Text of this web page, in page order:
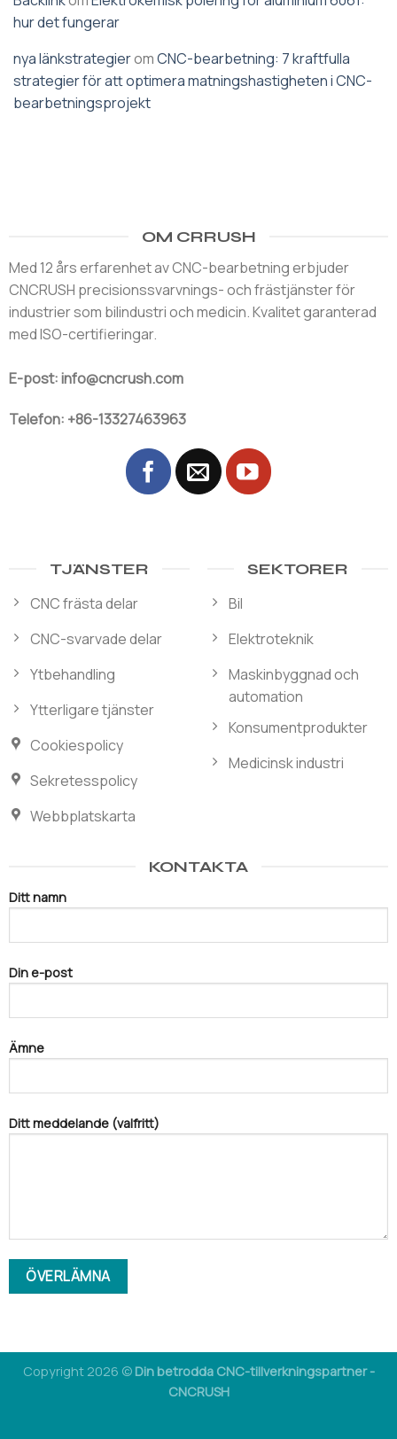
hur det fungerar
nya länkstrategieromCNC-bearbetning: 7 kraftfulla
strategier för att optimera matningshastigheten i CNC-
bearbetningsprojekt
OM CRRUSH
Med 12 års erfarenhet av CNC-bearbetning erbjuder
CNCRUSH precisionssvarvnings- och frästjänster för
industrier som bilindustri och medicin. Kvalitet garanterad
med ISO-certifieringar.
E-post: info@cncrush.com
Telefon: +86-13327463963
TJÄNSTER
CNC frästa delar
CNC-svarvade delar
Ytbehandling
Ytterligare tjänster
Cookiespolicy
Sekretesspolicy
Webbplatskarta
SEKTORER
Bil
Elektroteknik
Maskinbyggnad och
automation
Konsumentprodukter
Medicinsk industri
KONTAKTA
Ditt namn
Din e-post
Ämne
Ditt meddelande (valfritt)
Copyright 2026 © Din betrodda CNC-tillverkningspartner -
CNCRUSH